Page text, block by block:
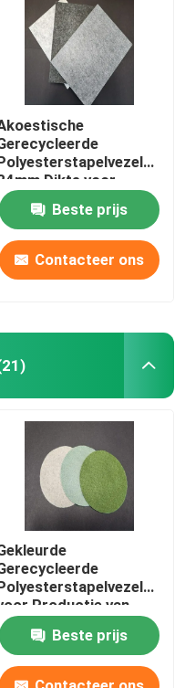
Dikte voor
Bureau
Beste prijs
Contacteer ons
Productie van
Niet-geweven
Beste prijs